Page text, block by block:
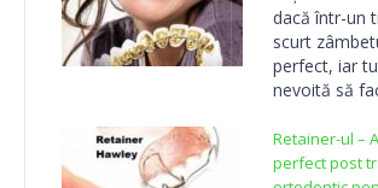
dacă într-un
scurt
perfect, iar
nevoită să
Retainer-ul –
perfect post